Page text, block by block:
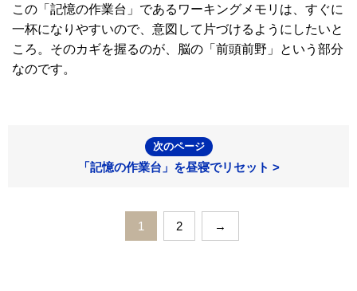
この「記憶の作業台」であるワーキングメモリは、すぐに
一杯になりやすいので、意図して片づけるようにしたいと
ころ。そのカギを握るのが、脳の「前頭前野」という部分
なのです。
次のページ
「記憶の作業台」を昼寝でリセット >
1 2 →